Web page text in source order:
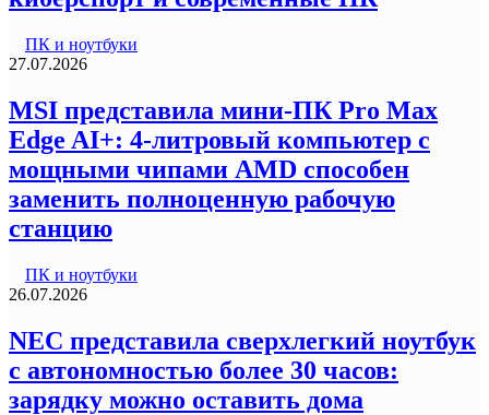
ПК и ноутбуки
27.07.2026
MSI представила мини-ПК Pro Max
Edge AI+: 4-литровый компьютер с
мощными чипами AMD способен
заменить полноценную рабочую
станцию
ПК и ноутбуки
26.07.2026
NEC представила сверхлегкий ноутбук
с автономностью более 30 часов:
зарядку можно оставить дома